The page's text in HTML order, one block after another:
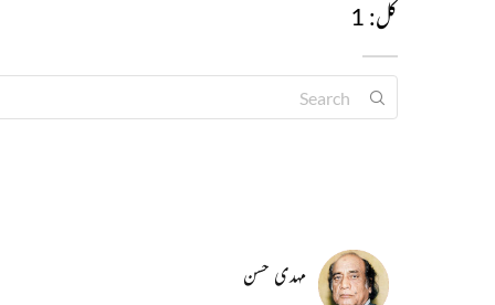
کل: 1
مہدی حسن